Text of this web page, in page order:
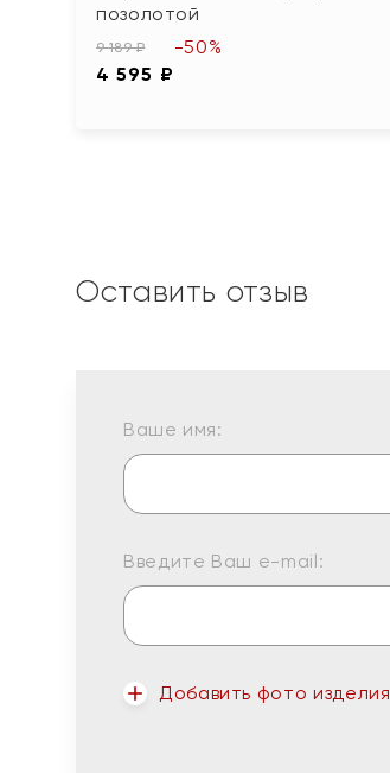
позолотой
9 189 ₽
4 595 ₽
-50%
Оставить отзыв
Ваше имя:
Введите Ваш e-mail:
Добавить фото изделия